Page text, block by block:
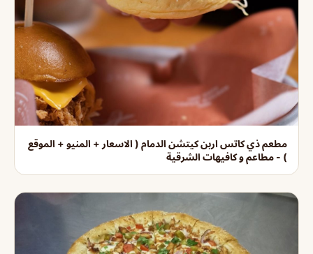
مطعم ذي كاتس اربن كيتشن الدمام ( الاسعار + المنيو + الموقع
) - مطاعم و كافيهات الشرقية